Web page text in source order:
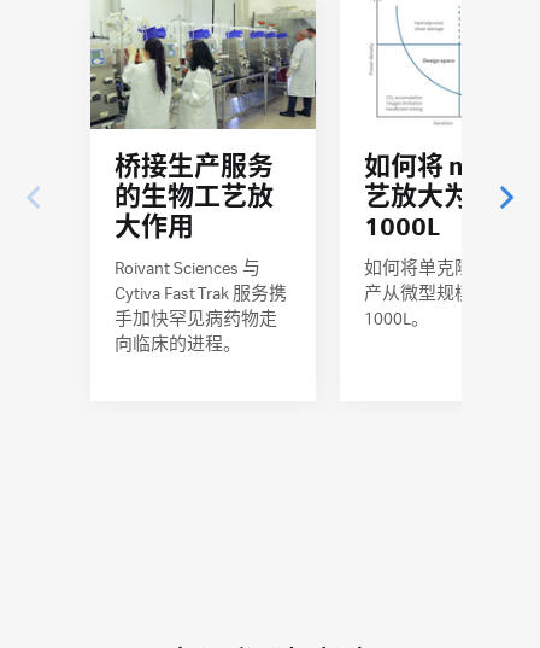
桥接生产服务
的生物工艺放
大作用
Roivant Sciences 与
Cytiva Fast Trak 服务携
手加快罕见病药物走
向临床的进程。
如何将 mAb 工
艺放大为
1000L
如何将单克隆抗体生
产从微型规模放大为
1000L。